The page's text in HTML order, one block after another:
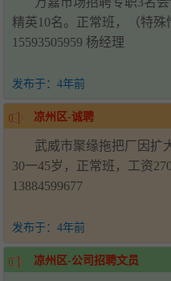
精英10名。正常班，（特殊
15593505959 杨经理
发布于： 4年前
凉州区-诚聘
武威市聚缘拖把厂因扩
30一45岁，正常班，工资
13884599677
发布于： 4年前
凉州区-公司招聘文员